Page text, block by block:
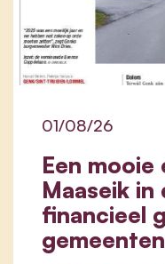
Een mooie
Maaseik in
financieel
01/08/26